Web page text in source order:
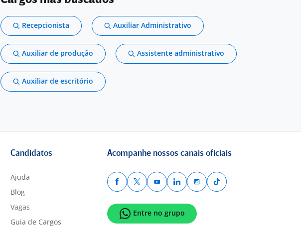
Recepcionista Auxiliar Administrativo
Auxiliar de produção Assistente administrativo
Auxiliar de escritório
Candidatos
Ajuda
Blog
Vagas
Guia de Cargos
Acompanhe nossos canais oficiais
Entre no grupo